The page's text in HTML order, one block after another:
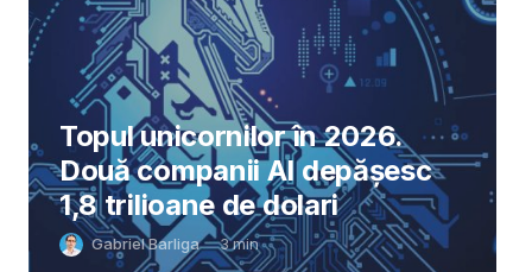
Topul unicornilor în 2026.
Două companii AI depășesc
1,8 trilioane de dolari
Gabriel Barliga 3min